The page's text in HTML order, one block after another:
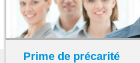
Prime de précarité